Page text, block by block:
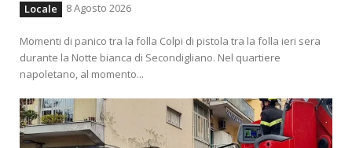
Locale 8 Agosto 2026
Momenti di panico tra la folla Colpi di pistola tra la folla ieri sera
durante la Notte bianca di Secondigliano. Nel quartiere
napoletano, al momento...